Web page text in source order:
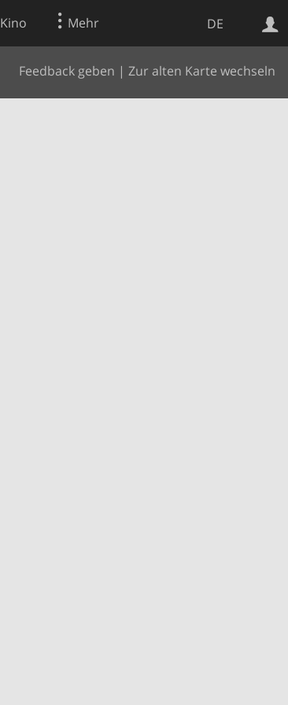
DE
Kino Mehr
Feedback geben | Zur alten Karte wechseln
Websuche